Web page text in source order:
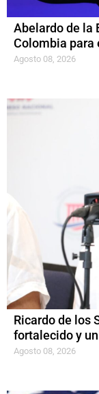
Abelardo de la
Colombia para
Agosto 08, 2026
Ricardo de los
fortalecido y
Agosto 08, 2026